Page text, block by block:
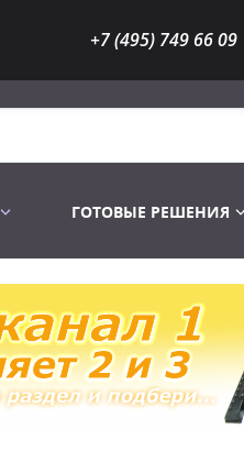
+7 (495) 749 66 09
Лампы
ГОТОВЫЕ РЕШЕНИЯ